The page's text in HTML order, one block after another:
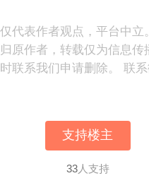
代表作者观点，平台中立
原作者，转载仅为信息传
联系我们申请删除。 联
支持楼主
33人支持